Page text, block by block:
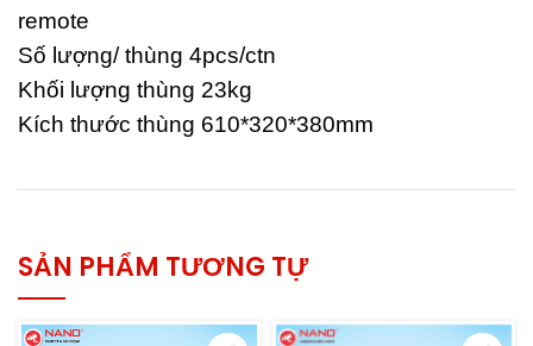
remote
Số lượng/ thùng 4pcs/ctn
Khối lượng thùng 23kg
Kích thước thùng 610*320*380mm
SẢN PHẨM TƯƠNG TỰ